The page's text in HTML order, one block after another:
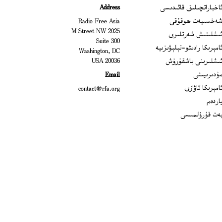
ئاخباراتچىلىق قائىدىسى
شەخسىيەت ھوقۇقى
ئىشلىتىش شەرتلىرى
ئامېرىكا رادىئو-تېلېۋىزىيە
ئىشلىرىنى باشقۇرۇش
مۇدىرىيىتى
ئامېرىكا ئاۋازى
ياردەم
بەت قۇرۇلمىسى
Address
Radio Free Asia
2025 M Street NW
Suite 300
Washington, DC
20036 USA
Email
contact@rfa.org